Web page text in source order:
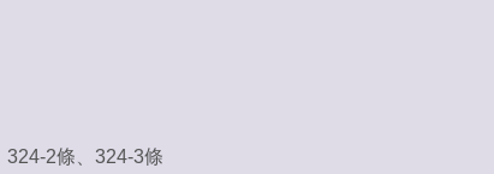
324-2條、324-3條